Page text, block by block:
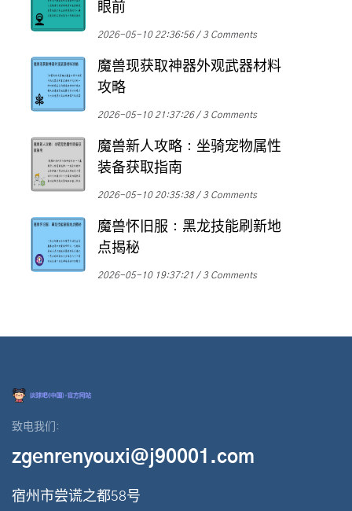
眼前
2026-05-10 22:36:56 3 Comments
魔兽现获取神器外观武器材料
攻略
2026-05-10 21:37:26 3 Comments
魔兽新人攻略：坐骑宠物属性
装备获取指南
2026-05-10 20:35:38 3 Comments
魔兽怀旧服：黑龙技能刷新地
点揭秘
2026-05-10 19:37:21 3 Comments
致电我们:
zgenrenyouxi@j90001.com
宿州市尝谎之都58号